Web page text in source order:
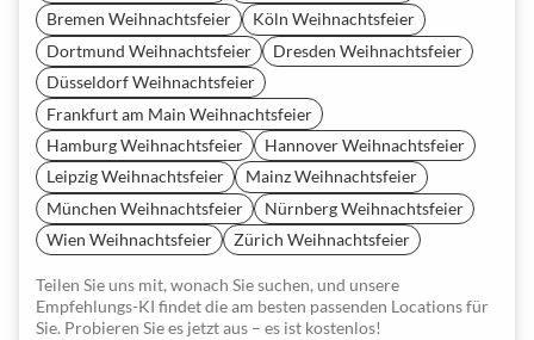
Bremen Weihnachtsfeier
Köln Weihnachtsfeier
Dortmund Weihnachtsfeier
Dresden Weihnachtsfeier
Düsseldorf Weihnachtsfeier
Frankfurt am Main Weihnachtsfeier
Hamburg Weihnachtsfeier
Hannover Weihnachtsfeier
Leipzig Weihnachtsfeier
Mainz Weihnachtsfeier
München Weihnachtsfeier
Nürnberg Weihnachtsfeier
Wien Weihnachtsfeier
Zürich Weihnachtsfeier
Teilen Sie uns mit, wonach Sie suchen, und unsere
Empfehlungs-KI findet die am besten passenden Locations für
Sie. Probieren Sie es jetzt aus – es ist kostenlos!